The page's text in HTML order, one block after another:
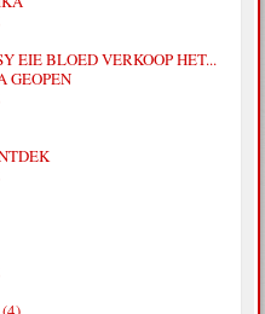
EIE BLOED VERKOOP HET...
GEOPEN